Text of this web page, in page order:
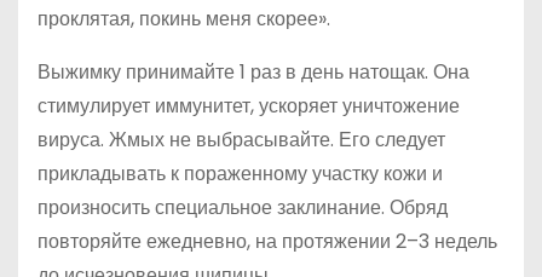
проклятая, покинь меня скорее».
Выжимку принимайте 1 раз в день натощак. Она
стимулирует иммунитет, ускоряет уничтожение
вируса. Жмых не выбрасывайте. Его следует
прикладывать к пораженному участку кожи и
произносить специальное заклинание. Обряд
повторяйте ежедневно, на протяжении 2–3 недель